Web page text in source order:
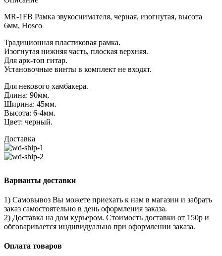
MR-1FB Рамка звукоснимателя, черная, изогнутая, высота
6мм, Hosco
Традиционная пластиковая рамка.
Изогнутая нижняя часть, плоская верхняя.
Для арк-топ гитар.
Установочные винты в комплект не входят.
Для некового хамбакера.
Длина: 90мм.
Ширина: 45мм.
Высота: 6-4мм.
Цвет: черный.
Доставка
Варианты доставки
1) Самовывоз Вы можете приехать к нам в магазин и забрать
заказ самостоятельно в день оформления заказа.
2) Доставка на дом курьером. Стоимость доставки от 150р и
обговаривается индивидуально при оформлении заказа.
Оплата товаров